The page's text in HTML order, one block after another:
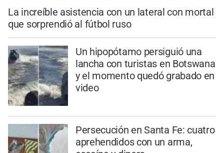
La increíble asistencia con un lateral con mortal
que sorprendió al fútbol ruso
Un hipopótamo persiguió una
lancha con turistas en Botswana
y el momento quedó grabado en
video
Persecución en Santa Fe: cuatro
aprehendidos con un arma,